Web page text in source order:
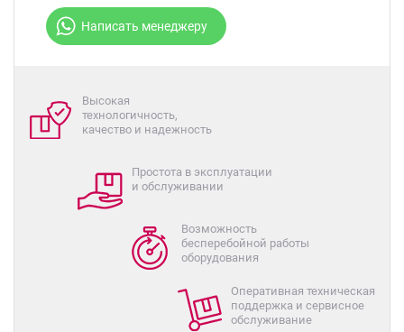
Написать менеджеру
Высокая
технологичность,
качество и надежность
Простота в эксплуатации
и обслуживании
Возможность
бесперебойной работы
оборудования
Оперативная техническая
поддержка и сервисное
обслуживание